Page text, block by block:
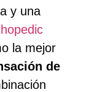
y una
la mejor
de